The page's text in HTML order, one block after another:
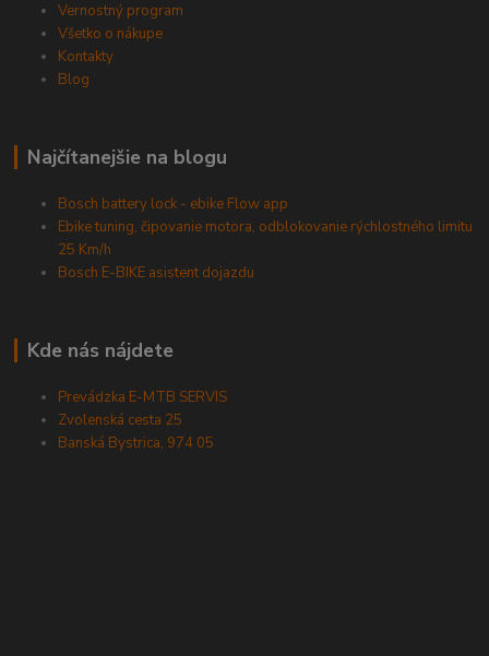
Vernostný program
Všetko o nákupe
Kontakty
Blog
Najčítanejšie na blogu
Bosch battery lock - ebike Flow app
Ebike tuning, čipovanie motora, odblokovanie rýchlostného limitu
25 Km/h
Bosch E-BIKE asistent dojazdu
Kde nás nájdete
Prevádzka E-MTB SERVIS
Zvolenská cesta 25
Banská Bystrica, 974 05